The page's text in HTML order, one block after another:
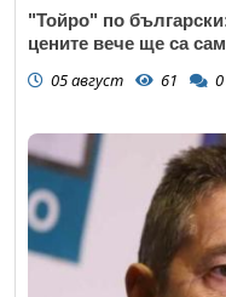
"Тойро" по
цените вече ще са
05 август 61 0